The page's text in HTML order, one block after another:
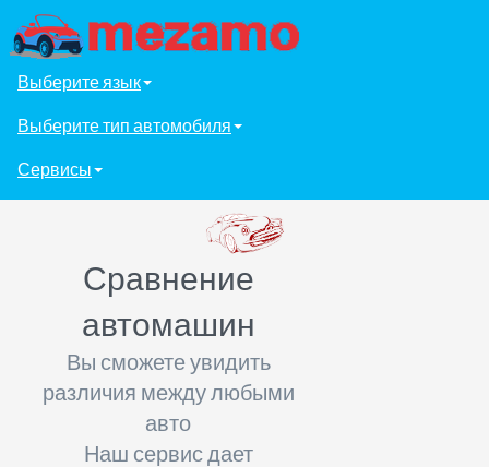
Выберите язык
Выберите тип автомобиля
Сервисы
Сравнение
автомашин
Вы сможете увидить
различия между любыми
авто
Наш сервис дает